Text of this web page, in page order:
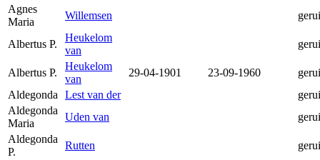
Agnes
Maria
Willemsen
Albertus P.
Heukelom
van
Albertus P.
Heukelom
van
29-04-1901 23-09-1960
Aldegonda
Lest van der
Aldegonda
Maria
Uden van
Aldegonda
P.
Rutten